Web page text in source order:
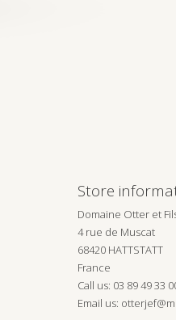
Store
Domaine Otter et
4 rue de Muscat
68420 HATTSTATT
France
Call us: 03 89 49 33
Email us: